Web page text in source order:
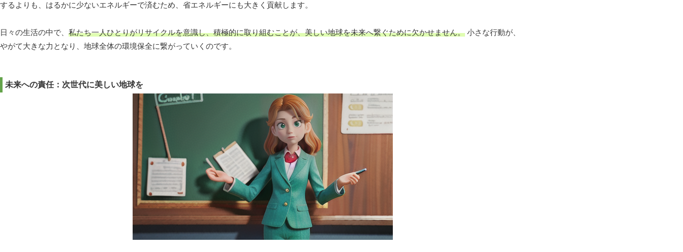
するよりも、はるかに少ないエネルギーで済むため、省エネルギーにも大きく貢献します。
日々の生活の中で、 私たち一人ひとりがリサイクルを意識し、積極的に取り組むことが、美しい地球を未来へ繋ぐために欠かせません。 小さな行動が、
やがて大きな力となり、地球全体の環境保全に繋がっていくのです。
未来への責任：次世代に美しい地球を